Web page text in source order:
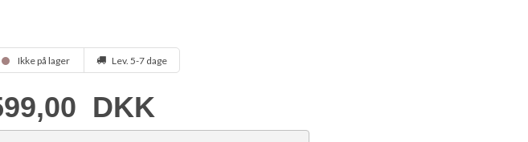
Ikke på lager Lev. 5-7 dage
DKK